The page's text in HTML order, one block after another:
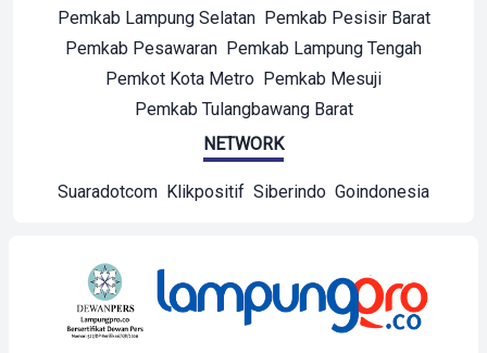
Pemkab Lampung Selatan Pemkab Pesisir Barat
Pemkab Pesawaran Pemkab Lampung Tengah
Pemkot Kota Metro Pemkab Mesuji
Pemkab Tulangbawang Barat
NETWORK
Suaradotcom Klikpositif Siberindo Goindonesia